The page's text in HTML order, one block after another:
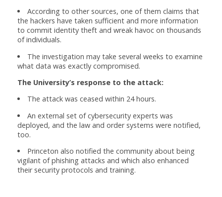
According to other sources, one of them claims that
the hackers have taken sufficient and more information
to commit identity theft and wreak havoc on thousands
of individuals.
The investigation may take several weeks to examine
what data was exactly compromised.
The University’s response to the attack:
The attack was ceased within 24 hours.
An external set of cybersecurity experts was
deployed, and the law and order systems were notified,
too.
Princeton also notified the community about being
vigilant of phishing attacks and which also enhanced
their security protocols and training.